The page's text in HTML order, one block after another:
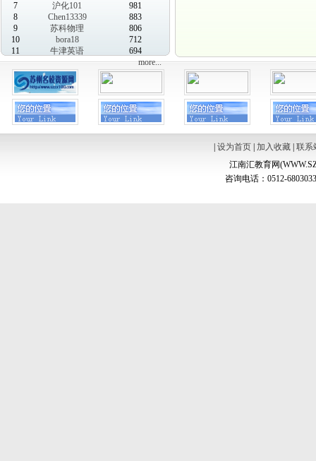
7
沪化101
981
8
Chen13339
883
9
苏科物理
806
10
bora18
712
11
牛津英语
694
more...
设为首页| 加入收藏| 联系
江南汇教育网
咨询电话：0512-